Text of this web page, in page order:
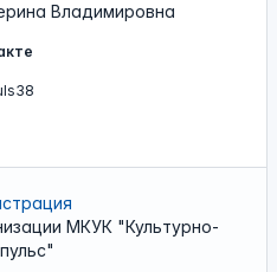
Владимировна
МКУК "Культурно-